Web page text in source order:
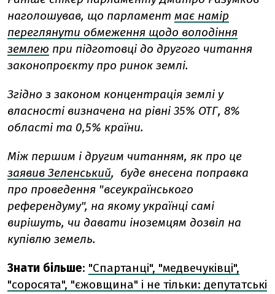
наголошував, що парламент має намір
переглянути обмеження щодо володіння
землею при підготовці до другого читання
законопроєкту про ринок землі.
Згідно з законом концентрація землі у
власності визначена на рівні 35% ОТГ, 8%
області та 0,5% країни.
Між першим і другим читанням, як про це
заявив Зеленський, буде внесена поправка
про проведення "всеукраїнського
референдуму", на якому українці самі
вирішуть, чи давати іноземцям дозвіл на
купівлю земель.
Знати більше: "Спартанці", "медвечуківці",
"соросята", "єжовщина" і не тільки: депутатські